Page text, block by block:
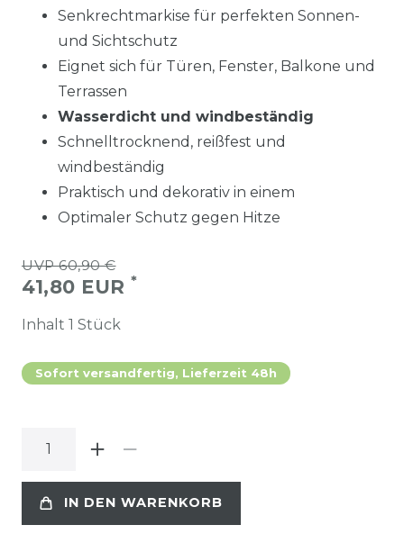
Senkrechtmarkise für perfekten Sonnen-
und Sichtschutz
Eignet sich für Türen, Fenster, Balkone und
Terrassen
Wasserdicht und windbeständig
Schnelltrocknend, reißfest und
windbeständig
Praktisch und dekorativ in einem
Optimaler Schutz gegen Hitze
UVP 60,90 €
41,80 EUR *
Inhalt 1 Stück
Sofort versandfertig, Lieferzeit 48h
IN DEN WARENKORB